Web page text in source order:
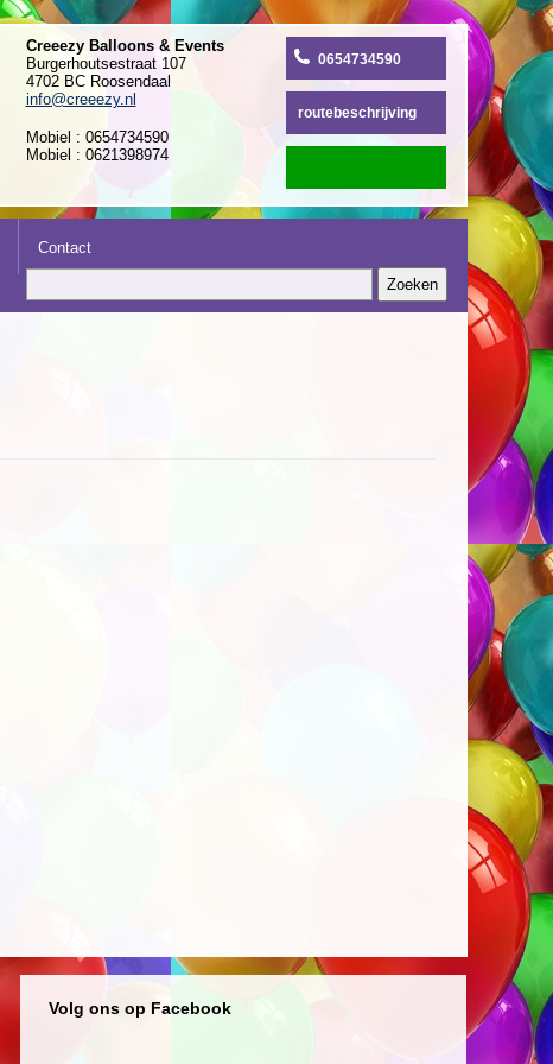
Creeezy Balloons & Events
Burgerhoutsestraat 107
4702 BC Roosendaal
info@creeezy.nl
Mobiel : 0654734590
Mobiel : 0621398974
0654734590
routebeschrijving
Contact
Volg ons op Facebook